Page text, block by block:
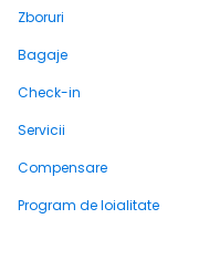
Zboruri
Bagaje
Check-in
Servicii
Compensare
Program de loialitate